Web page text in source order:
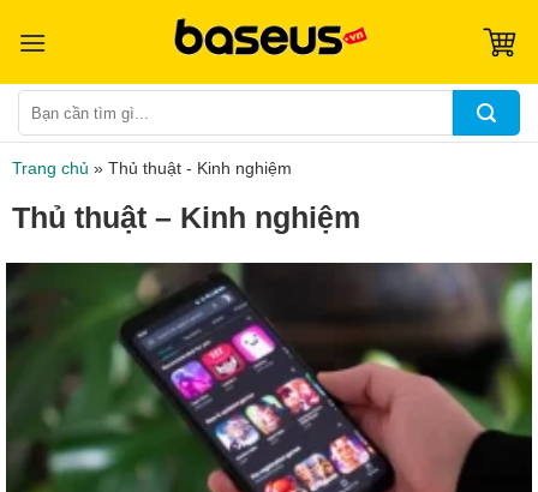
kiếm:
Trang chủ » Thủ thuật - Kinh nghiệm
Thủ thuật – Kinh nghiệm